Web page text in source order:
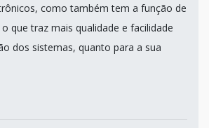
como também tem a função de
que traz mais qualidade e facilidade
dos sistemas, quanto para a sua